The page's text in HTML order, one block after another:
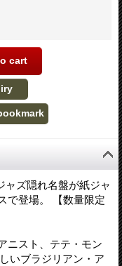
ャズ隠れ名盤が紙ジャ
で登場。 【数量限定
ニスト、テテ・モン
いブラジリアン・ア